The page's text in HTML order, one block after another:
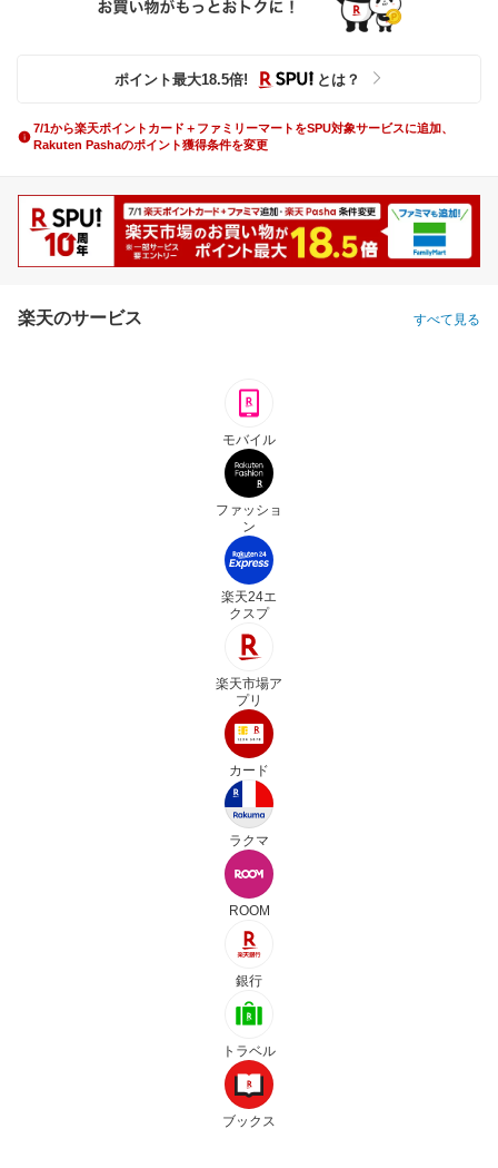
ポイント最大18.5倍! とは？
7/1から楽天ポイントカード＋ファミリーマートをSPU対象サービスに追加、
Rakuten Pashaのポイント獲得条件を変更
楽天のサービス すべて見る
モバイル
ファッショ
ン
楽天24エ
クスプ
楽天市場ア
プリ
カード
ラクマ
ROOM
銀行
トラベル
ブックス